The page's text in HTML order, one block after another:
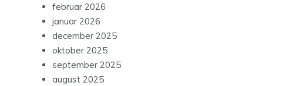
februar 2026
januar 2026
december 2025
oktober 2025
september 2025
august 2025